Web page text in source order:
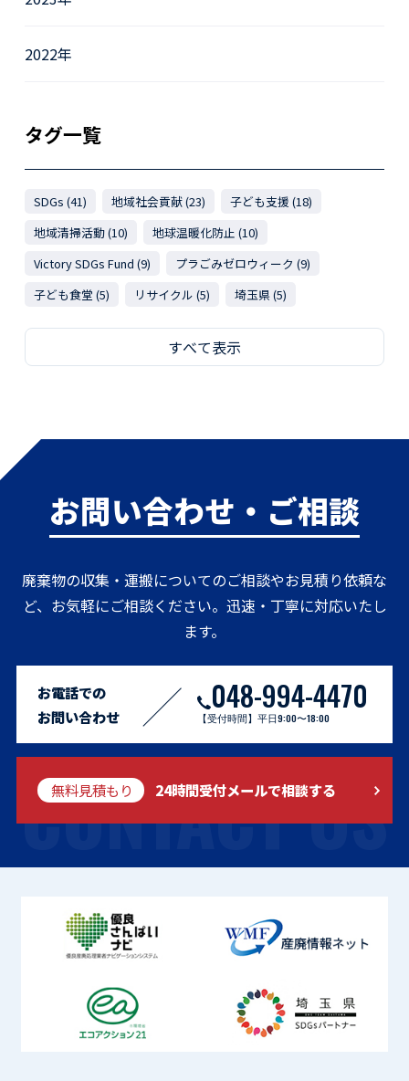
2022年
タグ一覧
SDGs (41) 地域社会貢献 (23)
子ども支援 (18)
地域清掃活動 (10)
地球温暖化防止 (10)
Victory SDGs Fund (9)
プラごみゼロウィーク (9)
子ども食堂 (5)
リサイクル (5) 埼玉県 (5)
すべて表示
お問い合わせ・ご相談
廃棄物の収集・運搬についてのご相談やお見積り依頼な
ど、お気軽にご相談ください。迅速・丁寧に対応いたし
ます。
CONTACT US
お電話での
お問い合わせ
048-994-4470
【受付時間】平日9:00〜18:00
無料見積もり 24時間受付メールで相談する